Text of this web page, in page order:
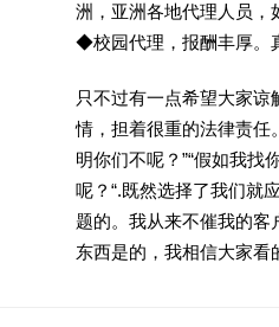
洲，亚洲各地代理人员，
◆校园代理，报酬丰厚。
只不过有一点希望大家
情，担着很重的法律责任
明你们不呢？”“假如我找
呢？“.既然选择了我们就
题的。我从来不催我的客
东西是的，我相信大家看